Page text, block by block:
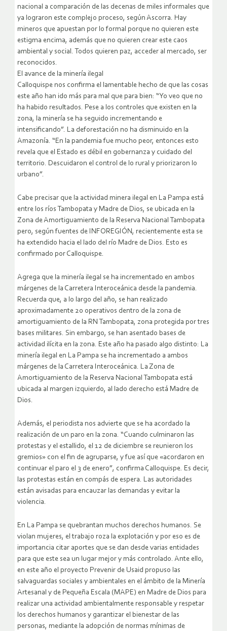
nacional a comparación de las decenas de miles informales que
ya lograron este complejo proceso, según Ascorra. Hay
mineros que apuestan por lo formal porque no quieren este
estigma encima, además que no quieren crear este caos
ambiental y social. Todos quieren paz, acceder al mercado, ser
reconocidos.
El avance de la minería ilegal
Calloquispe nos confirma el lamentable hecho de que las cosas
este año han ido más para mal que para bien: “Yo veo que no
ha habido resultados. Pese a los controles que existen en la
zona, la minería se ha seguido incrementando e
intensificando”. La deforestación no ha disminuido en la
Amazonía. “En la pandemia fue mucho peor, entonces esto
revela que el Estado es débil en gobernanza y cuidado del
territorio. Descuidaron el control de lo rural y priorizaron lo
urbano”.
Cabe precisar que la actividad minera ilegal en La Pampa está
entre los ríos Tambopata y Madre de Dios, se ubicada en la
Zona de Amortiguamiento de la Reserva Nacional Tambopata
pero, según fuentes de INFOREGIÓN, recientemente esta se
ha extendido hacia el lado del río Madre de Dios. Esto es
confirmado por Calloquispe.
Agrega que la minería ilegal se ha incrementado en ambos
márgenes de la Carretera Interoceánica desde la pandemia.
Recuerda que, a lo largo del año, se han realizado
aproximadamente 20 operativos dentro de la zona de
amortiguamiento de la RN Tambopata, zona protegida por tres
bases militares. Sin embargo, se han asentado bases de
actividad ilícita en la zona. Este año ha pasado algo distinto: La
minería ilegal en La Pampa se ha incrementado a ambos
márgenes de la Carretera Interoceánica. La Zona de
Amortiguamiento de la Reserva Nacional Tambopata está
ubicada al margen izquierdo, al lado derecho está Madre de
Dios.
Además, el periodista nos advierte que se ha acordado la
realización de un paro en la zona. “Cuando culminaron las
protestas y el estallido, el 12 de diciembre se reunieron los
gremios» con el fin de agruparse, y fue así que «acordaron en
continuar el paro el 3 de enero”, confirma Calloquispe. Es decir,
las protestas están en compás de espera. Las autoridades
están avisadas para encauzar las demandas y evitar la
violencia.
En La Pampa se quebrantan muchos derechos humanos. Se
violan mujeres, el trabajo roza la explotación y por eso es de
importancia citar aportes que se dan desde varias entidades
para que este sea un lugar mejor y más controlado. Ante ello,
en este año el proyecto Prevenir de Usaid propuso las
salvaguardas sociales y ambientales en el ámbito de la Minería
Artesanal y de Pequeña Escala (MAPE) en Madre de Dios para
realizar una actividad ambientalmente responsable y respetar
los derechos humanos y garantizar el bienestar de las
personas, mediante la adopción de normas mínimas de